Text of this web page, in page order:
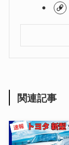
関連記事